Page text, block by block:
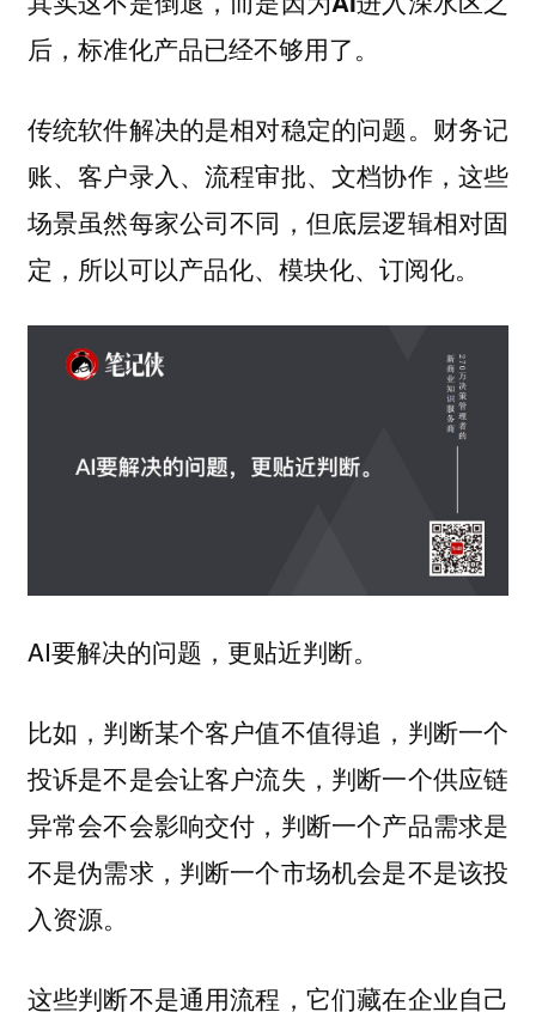
后，标准化产品已经不够用了。
传统软件解决的是相对稳定的问题。财务记
账、客户录入、流程审批、文档协作，这些
场景虽然每家公司不同，但底层逻辑相对固
定，所以可以产品化、模块化、订阅化。
AI要解决的问题，更贴近判断。
比如，判断某个客户值不值得追，判断一个
投诉是不是会让客户流失，判断一个供应链
异常会不会影响交付，判断一个产品需求是
不是伪需求，判断一个市场机会是不是该投
入资源。
这些判断不是通用流程，它们藏在企业自己